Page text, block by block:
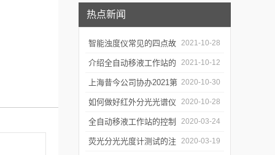
热点新闻
智能浊度仪常见的四点故
障
2021-10-28
介绍全自动移液工作站的
三种移液方式
2021-10-12
上海昔今公司协办2021第
二届上海沪助科研圈发展
年会
2020-10-30
如何做好红外分光光谱仪
的防潮工作
2020-10-28
全自动移液工作站的控制
软件有哪些特点
2020-03-24
荧光分光光度计测试的注 2020-03-19